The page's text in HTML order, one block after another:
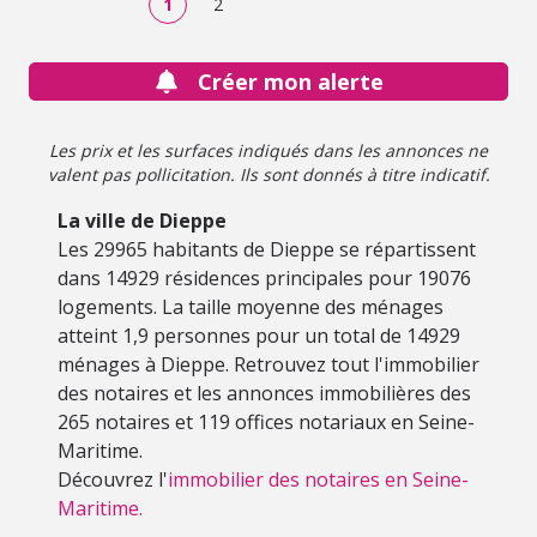
Independent et un espace buanderie. Le salon et les
une lumière chaleureuse tout au long de la journée et de
3m de hauteur sous plafond. La salle de bains et la salle
d'eau, ainsi que les WC indépendants, garantissent
piéton, ce duplex est proche de toutes les commodités. À
seulement 5 minutes à pied, vous trouverez la mer et
crèches, des restaurants, des magasins d'alimentation
générale, des médecins généralistes, et même un parc
pour des moments de détente en famille. Un hôpital est
également accessible en 15 minutes à pied. Ne manquez
pas cette opportunité de vivre dans un appartement
spacieux et lumineux, au coeur d'un quartier animé.
Contactez-nous dès maintenant pour une visite et laissez-
vous séduire par ce bien exceptionnel.
Créer mon alerte
Les prix et les surfaces indiqués dans les annonces ne
valent pas pollicitation. Ils sont donnés à titre indicatif.
La ville de Dieppe
Les 29965 habitants de Dieppe se répartissent
dans 14929 résidences principales pour 19076
logements. La taille moyenne des ménages
atteint 1,9 personnes pour un total de 14929
ménages à Dieppe. Retrouvez tout l'immobilier
des notaires et les annonces immobilières des
265 notaires et 119 offices notariaux en Seine-
Maritime.
Découvrez l'immobilier des notaires en Seine-
Maritime.